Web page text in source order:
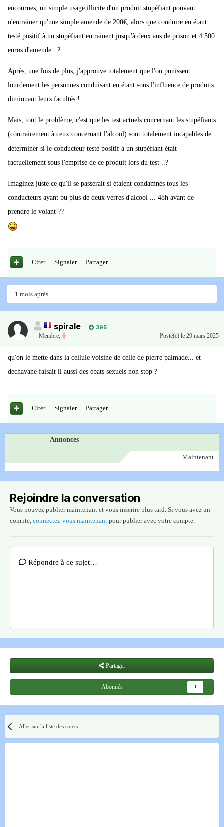
encourues, un simple usage illicite d'un produit stupéfiant pouvant
n'entrainer qu'une simple amende de 200€, alors que conduire en étant
testé positif à un stupéfiant entrainent jusqu'à deux ans de prison et 4.500
euros d'amende ..?
Après, une fois de plus, j'approuve totalement que l'on punissent
lourdement les personnes conduisant en étant sous l'influence de produits
diminuant leurs facultés !
Mais, tout le problème, c'est que les test actuels concernant les stupéfiants
(contrairement à ceux concernant l'alcool) sont totalement incapables de
déterminer si le conducteur testé positif à un stupéfiant était
factuellement sous l'emprise de ce produit lors du test ..?
Imaginez juste ce qu'il se passerait si étaient condamnés tous les
conducteurs ayant bu plus de deux verres d'alcool ... 48h avant de
prendre le volant ??
Citer Signaler Partager
1 mois après...
spirale
395
Membre, Posté(e) le 29 mars 2025
qu'on le mette dans la cellule voisine de celle de pierre palmade... et
dechavane faisait il aussi des ébats sexuels non stop ?
Citer Signaler Partager
Annonces
Maintenant
Rejoindre la conversation
Vous pouvez publier maintenant et vous inscrire plus tard. Si vous avez un
compte, connectez-vous maintenant pour publier avec votre compte.
Répondre à ce sujet…
Partager
Abonnés 1
Aller sur la liste des sujets